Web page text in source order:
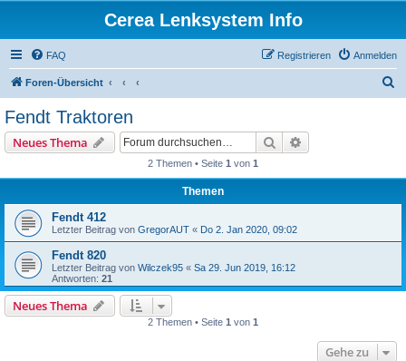
Cerea Lenksystem Info
FAQ Anmelden
Registrieren
Foren-Übersicht
Fendt Traktoren
Neues Thema Suche
2 Themen • Seite 1 von 1
Themen
Fendt 412
Letzter Beitrag von GregorAUT « Do 2. Jan 2020, 09:02
Fendt 820
Letzter Beitrag von Wilczek95 « Sa 29. Jun 2019, 16:12
Antworten: 21
Neues Thema
2 Themen • Seite 1 von 1
Gehe zu